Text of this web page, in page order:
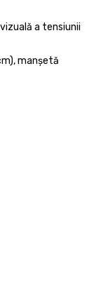
a tensiunii
manșetă